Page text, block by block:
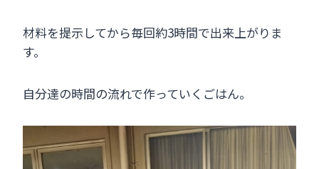
材料を提示してから毎回約3時間で出来上がりま
す。
自分達の時間の流れで作っていくごはん。